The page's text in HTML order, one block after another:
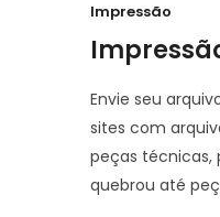
Impressão
Envie seu
sites com
peças técnicas,
quebrou até